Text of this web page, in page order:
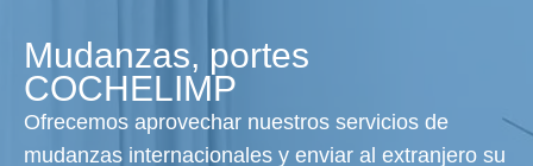
Mudanzas, portes
COCHELIMP
Ofrecemos aprovechar nuestros servicios de
mudanzas internacionales y enviar al extranjero su